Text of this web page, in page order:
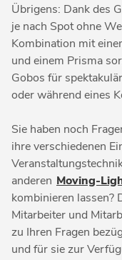
Übrigens: Dank des
je nach Spot ohne
Kombination mit
und einem Prisma
Gobos für
oder während eines
Sie haben noch
ihre verschiedenen
anderen Moving-
kombinieren lassen?
Mitarbeiter und
zu Ihren Fragen
und für sie zur